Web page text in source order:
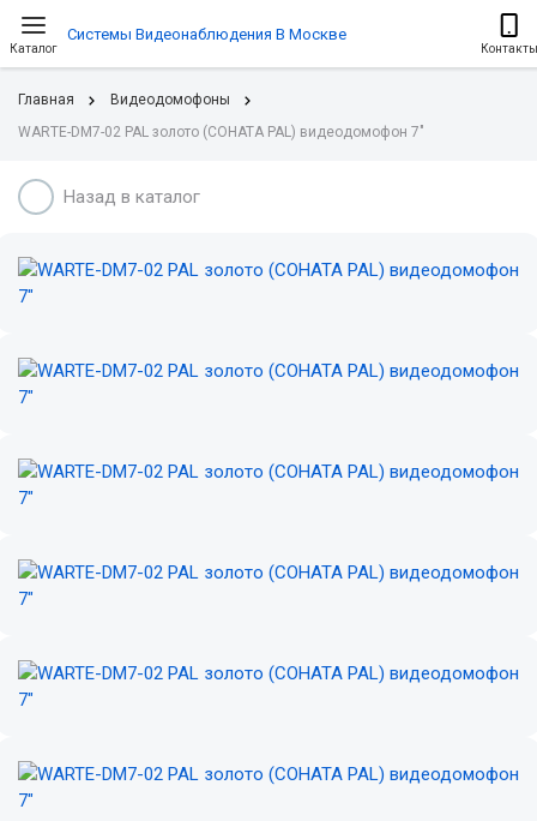
Каталог
Системы Видеонаблюдения В Москве
Контакты
Главная
Видеодомофоны
WARTE-DM7-02 PAL золото (СОНАТА PAL) видеодомофон 7"
Назад в каталог